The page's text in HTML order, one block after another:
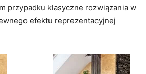
przypadku klasyczne rozwiązania w
efektu reprezentacyjnej